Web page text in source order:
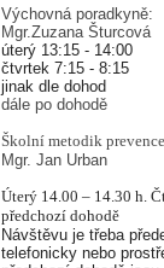
Výchovná poradkyně:
Mgr.Zuzana Šturcová
úterý 13:15 - 14:00
čtvrtek 7:15 - 8:15
jinak dle dohod
dále po dohodě
Školní metodik prevence
Mgr. Jan Urban
Úterý 14.00 – 14.30 h.
předchozí dohodě
Návštěvu je třeba
telefonicky nebo